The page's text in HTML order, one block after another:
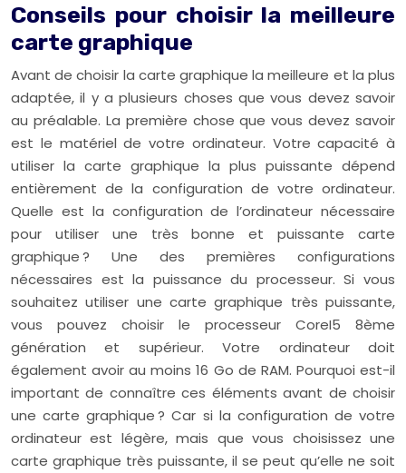
Conseils pour choisir la meilleure
carte graphique
Avant de choisir la carte graphique la meilleure et la plus
adaptée, il y a plusieurs choses que vous devez savoir
au préalable. La première chose que vous devez savoir
est le matériel de votre ordinateur. Votre capacité à
utiliser la carte graphique la plus puissante dépend
entièrement de la configuration de votre ordinateur.
Quelle est la configuration de l’ordinateur nécessaire
pour utiliser une très bonne et puissante carte
graphique ? Une des premières configurations
nécessaires est la puissance du processeur. Si vous
souhaitez utiliser une carte graphique très puissante,
vous pouvez choisir le processeur CoreI5 ​​8ème
génération et supérieur. Votre ordinateur doit
également avoir au moins 16 Go de RAM. Pourquoi est-il
important de connaître ces éléments avant de choisir
une carte graphique ? Car si la configuration de votre
ordinateur est légère, mais que vous choisissez une
carte graphique très puissante, il se peut qu’elle ne soit